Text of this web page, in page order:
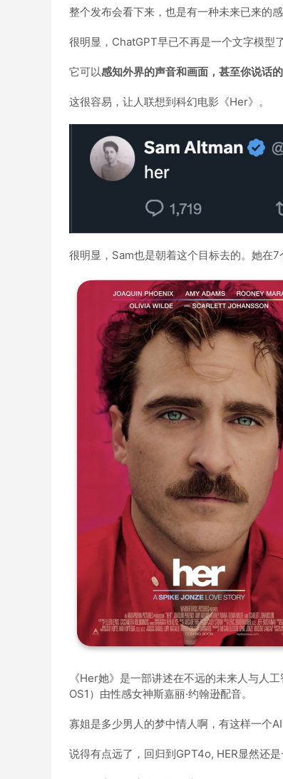
整个发布会看下来，也是有一种未来已来的感
很明显，ChatGPT早已不再是一个文字模型了
它可以感知外界的声音和画面，甚至你说话
这很容易，让人联想到科幻电影《Her》。
很明显，Sam也是朝着这个目标去的。她在7
《Her她》是一部讲述在不远的未来人与人
OS1）由性感女神斯嘉丽·约翰逊配音。
寡姐是多少男人的梦中情人啊，有这样一个
说得有点远了，回归到GPT4o, HER显然还是